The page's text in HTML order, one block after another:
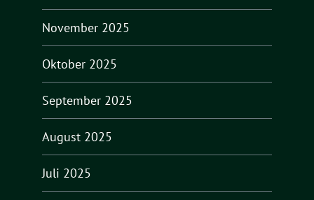
November 2025
Oktober 2025
September 2025
August 2025
Juli 2025